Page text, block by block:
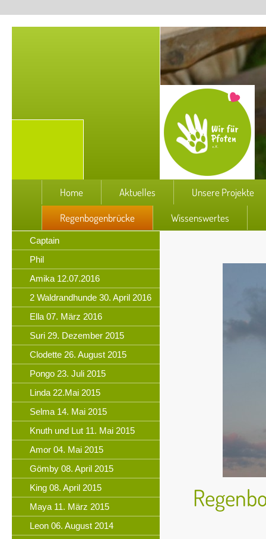
Home Aktuelles Unsere Projekte
Regenbogenbrücke Wissenswertes
Captain
Phil
Amika 12.07.2016
2 Waldrandhunde 30. April 2016
Ella 07. März 2016
Suri 29. Dezember 2015
Clodette 26. August 2015
Pongo 23. Juli 2015
Linda 22.Mai 2015
Selma 14. Mai 2015
Knuth und Lut 11. Mai 2015
Amor 04. Mai 2015
Gömby 08. April 2015
King 08. April 2015
Maya 11. März 2015
Leon 06. August 2014